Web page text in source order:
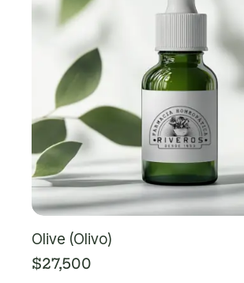
Olive (Olivo)
$27,500